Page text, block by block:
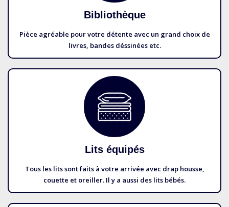
Bibliothèque
Pièce agréable pour votre détente avec un grand choix de
livres, bandes déssinées etc.
Lits équipés
Tous les lits sont faits à votre arrivée avec drap housse,
couette et oreiller. Il y a aussi des lits bébés.